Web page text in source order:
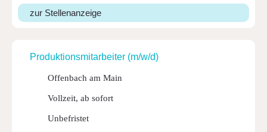
zur Stellenanzeige
Produk­ti­ons­mit­ar­beiter (m/w/d)
Offenbach am Main
Vollzeit, ab sofort
Unbefristet